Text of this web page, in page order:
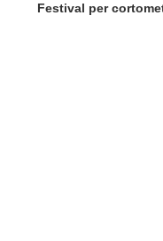
Festival per